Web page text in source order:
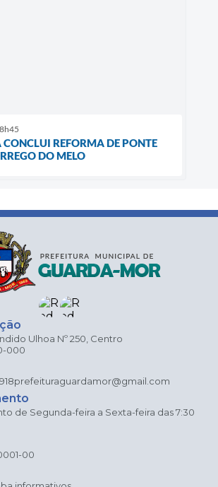
CONCLUI REFORMA DE PONTE
DO MELO
Ulhoa Nº 250, Centro
000
prefeituraguardamor@gmail.com
de Segunda-feira a Sexta-feira das 7:30
00